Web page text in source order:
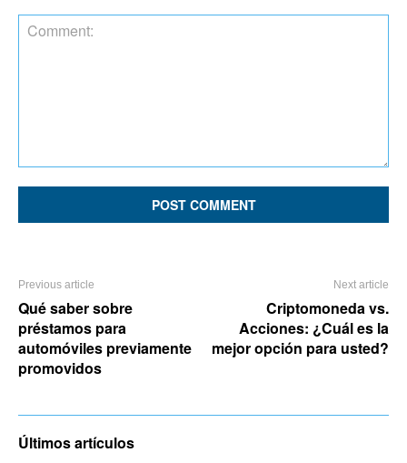
Previous article
Qué saber sobre
préstamos para
automóviles previamente
promovidos
Next article
Criptomoneda vs.
Acciones: ¿Cuál es la
mejor opción para usted?
Últimos artículos